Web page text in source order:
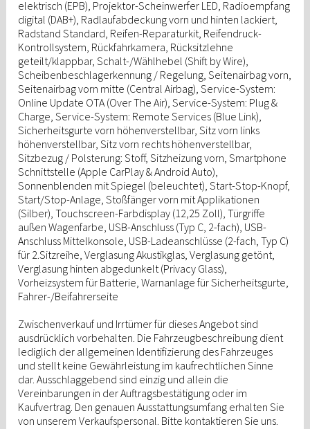
elektrisch (EPB), Projektor-Scheinwerfer LED, Radioempfang
digital (DAB+), Radlaufabdeckung vorn und hinten lackiert,
Radstand Standard, Reifen-Reparaturkit, Reifendruck-
Kontrollsystem, Rückfahrkamera, Rücksitzlehne
geteilt/klappbar, Schalt-/Wählhebel (Shift by Wire),
Scheibenbeschlagerkennung / Regelung, Seitenairbag vorn,
Seitenairbag vorn mitte (Central Airbag), Service-System:
Online Update OTA (Over The Air), Service-System: Plug &
Charge, Service-System: Remote Services (Blue Link),
Sicherheitsgurte vorn höhenverstellbar, Sitz vorn links
höhenverstellbar, Sitz vorn rechts höhenverstellbar,
Sitzbezug / Polsterung: Stoff, Sitzheizung vorn, Smartphone
Schnittstelle (Apple CarPlay & Android Auto),
Sonnenblenden mit Spiegel (beleuchtet), Start-Stop-Knopf,
Start/Stop-Anlage, Stoßfänger vorn mit Applikationen
(Silber), Touchscreen-Farbdisplay (12,25 Zoll), Türgriffe
außen Wagenfarbe, USB-Anschluss (Typ C, 2-fach), USB-
Anschluss Mittelkonsole, USB-Ladeanschlüsse (2-fach, Typ C)
für 2.Sitzreihe, Verglasung Akustikglas, Verglasung getönt,
Verglasung hinten abgedunkelt (Privacy Glass),
Vorheizsystem für Batterie, Warnanlage für Sicherheitsgurte,
Fahrer-/Beifahrerseite
Zwischenverkauf und Irrtümer für dieses Angebot sind
ausdrücklich vorbehalten. Die Fahrzeugbeschreibung dient
lediglich der allgemeinen Identifizierung des Fahrzeuges
und stellt keine Gewährleistung im kaufrechtlichen Sinne
dar. Ausschlaggebend sind einzig und allein die
Vereinbarungen in der Auftragsbestätigung oder im
Kaufvertrag. Den genauen Ausstattungsumfang erhalten Sie
von unserem Verkaufspersonal. Bitte kontaktieren Sie uns.